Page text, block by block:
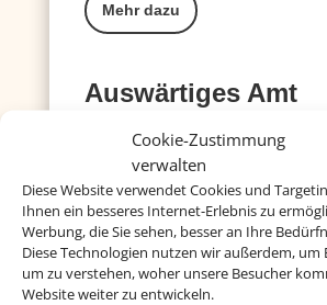
Cookie-Zustimmung
verwalten
Diese Website verwendet Cookies und
Ihnen ein besseres Internet-Erlebnis zu
Werbung, die Sie sehen, besser an Ihre
Diese Technologien nutzen wir außerdem, um
um zu verstehen, woher unsere Besucher
Website weiter zu entwickeln.
Mehr dazu
Auswärtiges Amt
Hier gibt´s Infos zu Ländern, Visa,
einigem mehr
Mehr dazu
Deutsche Visa und